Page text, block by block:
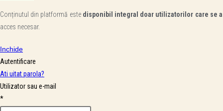
Conținutul din platformă este disponibil integral doar utilizatorilor care se
acces necesar.
Inchide
Autentificare
Ati uitat parola?
Utilizator sau e-mail
*